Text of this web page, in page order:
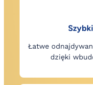
Łatwe
dzięki